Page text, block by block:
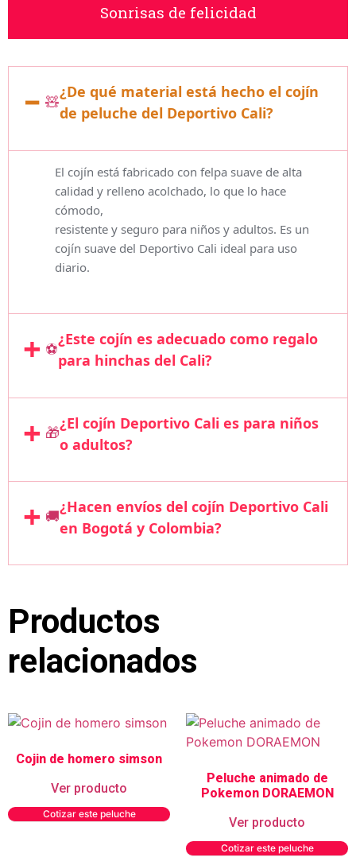
Sonrisas de felicidad
🧸
¿De qué material está hecho el cojín
de peluche del Deportivo Cali?
El cojín está fabricado con felpa suave de alta
calidad y relleno acolchado, lo que lo hace
cómodo,
resistente y seguro para niños y adultos. Es un
cojín suave del Deportivo Cali ideal para uso
diario.
⚽
¿Este cojín es adecuado como regalo
para hinchas del Cali?
🎁
¿El cojín Deportivo Cali es para niños
o adultos?
🚚
¿Hacen envíos del cojín Deportivo Cali
en Bogotá y Colombia?
Productos
relacionados
Cojin de homero simson
Ver producto
Cotizar este peluche
Peluche animado de
Pokemon DORAEMON
Ver producto
Cotizar este peluche